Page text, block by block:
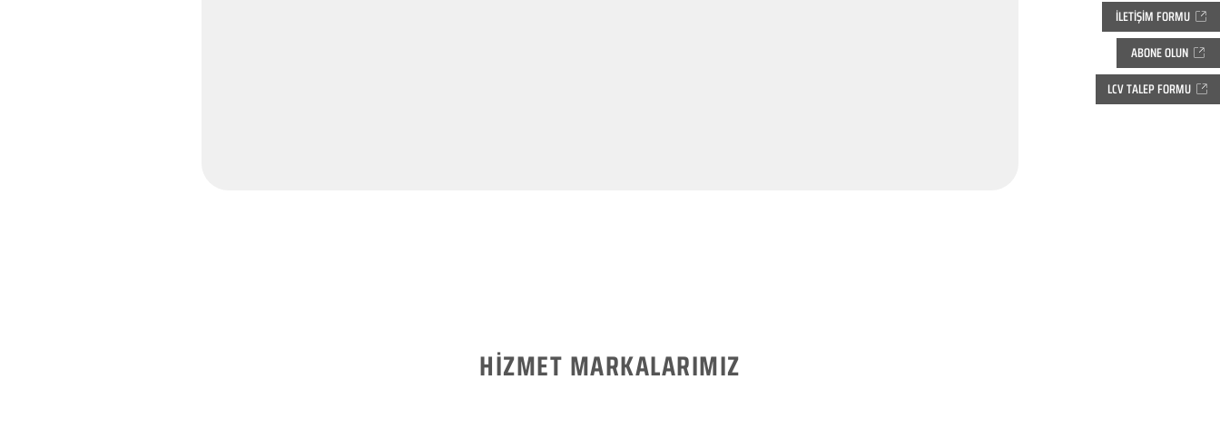
ABONE OLUN
LCV TALEP FORMU
İLETİŞİM FORMU
HİZMET MARKALARIMIZ